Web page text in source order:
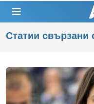
Статии свързани